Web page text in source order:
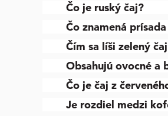
Čo je ruský čaj?
Čo znamená
Čím sa líši zelený
Obsahujú ovocné a
Čo je čaj z
Je rozdiel medzi